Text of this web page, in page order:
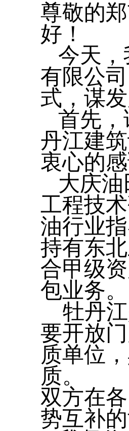
尊敬的
好！
今天
有限公
式，谋
首先
丹江建
衷心的感
大庆
工程技
油行业
持有东
合甲级
包业务。
牡丹江
要开放
质单位
质。
双方在
势互补